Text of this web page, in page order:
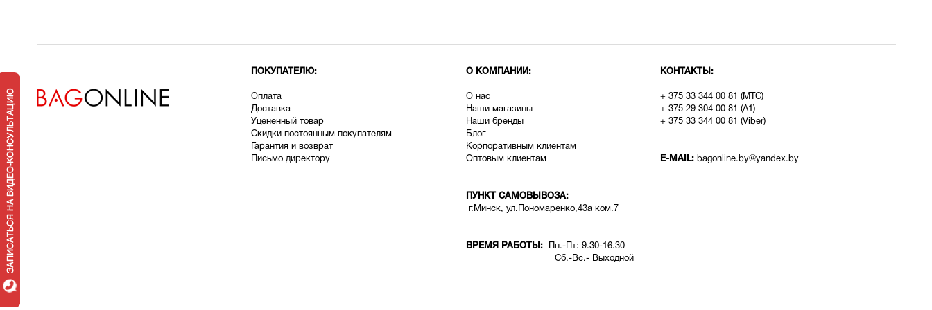
ПОКУПАТЕЛЮ:
Оплата
Доставка
Уцененный товар
Скидки постоянным покупателям
Гарантия и возврат
Письмо директору
О КОМПАНИИ:
О нас
Наши магазины
Наши бренды
Блог
Корпоративным клиентам
Оптовым клиентам
ПУНКТ САМОВЫВОЗА:
г.Минск, ул.Пономаренко,43а ком.7
ВРЕМЯ РАБОТЫ: Пн.-Пт: 9.30-16.30
Сб.-Вс.- Выходной
КОНТАКТЫ:
+ 375 33 344 00 81 (МТС)
+ 375 29 304 00 81 (A1)
+ 375 33 344 00 81 (Viber)
E-MAIL: bagonline.by@yandex.by